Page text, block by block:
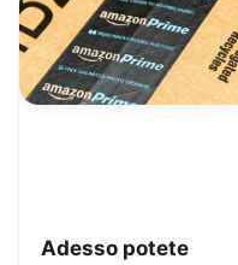
Adesso potete